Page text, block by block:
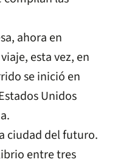
ahora en
esta vez, en
se inició en
Unidos
ciudad del futuro.
entre tres